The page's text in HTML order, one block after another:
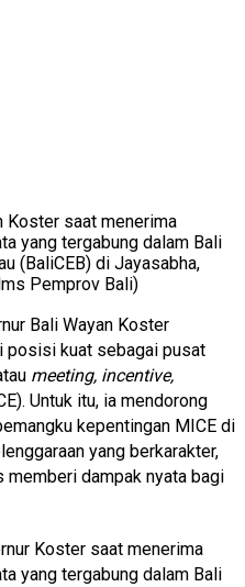
Koster saat menerima
yang tergabung dalam Bali
(BaliCEB) di Jayasabha,
Pemprov Bali)
Bali Wayan Koster
posisi kuat sebagai pusat
meeting, incentive,
Untuk itu, ia mendorong
kepentingan MICE di
yang berkarakter,
dampak nyata bagi
Koster saat menerima
yang tergabung dalam Bali